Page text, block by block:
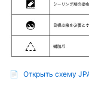
📄 Открыть схему